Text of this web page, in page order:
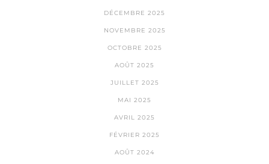
DÉCEMBRE 2025
NOVEMBRE 2025
OCTOBRE 2025
AOÛT 2025
JUILLET 2025
MAI 2025
AVRIL 2025
FÉVRIER 2025
AOÛT 2024